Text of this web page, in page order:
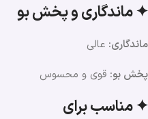
✦ ماندگاری و پخش بو
ماندگاری: عالی
پخش بو: قوی و محسوس
✦ مناسب برای